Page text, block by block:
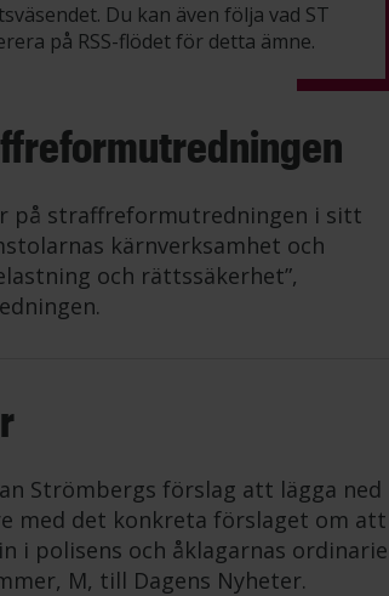
Du kan även följa vad ST
på RSS-flödetför detta ämne.
på straffreformutredningen i sitt
kärnverksamhet och
och rättssäkerhet”,
Strömbergs förslag att lägga ned
med det konkreta förslaget om att
i polisens och åklagarnas ordinarie
M, till Dagens Nyheter.